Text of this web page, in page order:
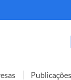
Publicações